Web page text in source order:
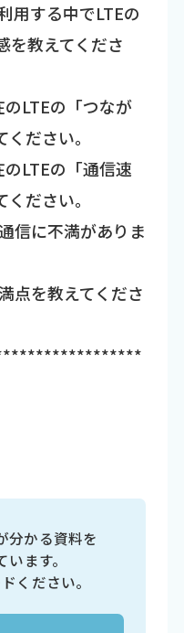
用する中でLTEの
を教えてくださ
のLTEの「つなが
ださい。
のLTEの「通信速
ださい。
信に不満がありま
点を教えてくださ
分かる資料を
ます。
ください。